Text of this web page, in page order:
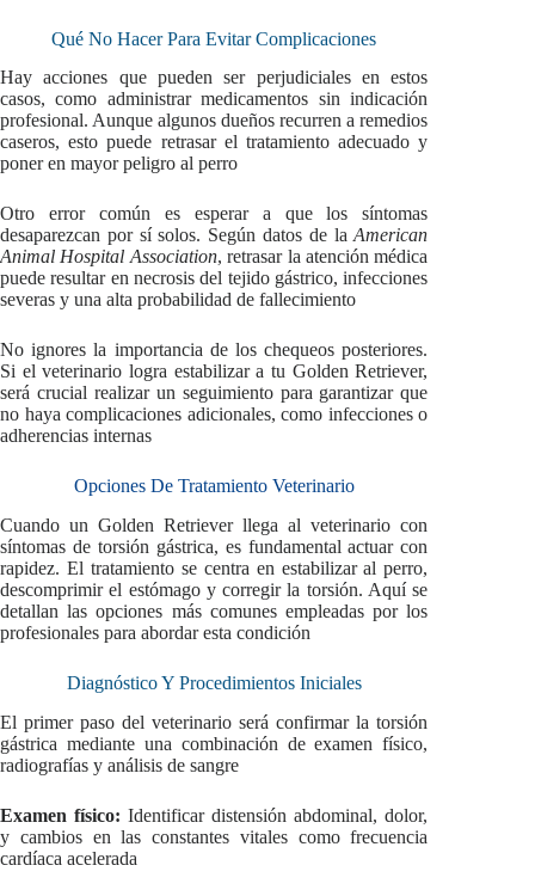
Qué No Hacer Para Evitar Complicaciones
Hay acciones que pueden ser perjudiciales en estos
casos, como administrar medicamentos sin indicación
profesional. Aunque algunos dueños recurren a remedios
caseros, esto puede retrasar el tratamiento adecuado y
poner en mayor peligro al perro
Otro error común es esperar a que los síntomas
desaparezcan por sí solos. Según datos de laAmerican
Animal Hospital Association, retrasar la atención médica
puede resultar en necrosis del tejido gástrico, infecciones
severas y una alta probabilidad de fallecimiento
No ignores la importancia de los chequeos posteriores.
Si el veterinario logra estabilizar a tu Golden Retriever,
será crucial realizar un seguimiento para garantizar que
no haya complicaciones adicionales, como infecciones o
adherencias internas
Opciones De Tratamiento Veterinario
Cuando un Golden Retriever llega al veterinario con
síntomas de torsión gástrica, es fundamental actuar con
rapidez. El tratamiento se centra en estabilizar al perro,
descomprimir el estómago y corregir la torsión. Aquí se
detallan las opciones más comunes empleadas por los
profesionales para abordar esta condición
Diagnóstico Y Procedimientos Iniciales
El primer paso del veterinario será confirmar la torsión
gástrica mediante una combinación de examen físico,
radiografías y análisis de sangre
Examen físico: Identificar distensión abdominal, dolor,
y cambios en las constantes vitales como frecuencia
cardíaca acelerada